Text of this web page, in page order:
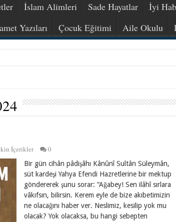
İslam Alimleri Sade Hayatlar İyi
Yazıları Çocuk Eğitimi Aile Okulu
İçerikler 0
Bir gün cihân pâdişâhı Kânûnî Sultân Süleymân,
süt kardeşi Yahya Efendi Hazretlerine bir mektup
göndererek şunu sorar: “Ağabey! Sen ilâhî sırlara
vâkıfsın, bilirsin. Kerem eyle de bize akıbetimizin
ne olacağını haber ver. Neslimiz, kesilip yok mu
olacak? Yok olacaksa, bu hangi sebepten